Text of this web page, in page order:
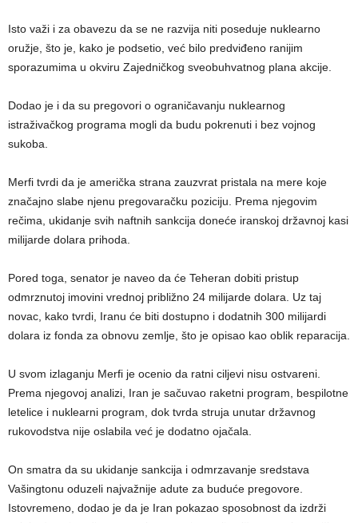
Isto važi i za obavezu da se ne razvija niti poseduje nuklearno
oružje, što je, kako je podsetio, već bilo predviđeno ranijim
sporazumima u okviru Zajedničkog sveobuhvatnog plana akcije.
Dodao je i da su pregovori o ograničavanju nuklearnog
istraživačkog programa mogli da budu pokrenuti i bez vojnog
sukoba.
Merfi tvrdi da je američka strana zauzvrat pristala na mere koje
značajno slabe njenu pregovaračku poziciju. Prema njegovim
rečima, ukidanje svih naftnih sankcija doneće iranskoj državnoj kasi
milijarde dolara prihoda.
Pored toga, senator je naveo da će Teheran dobiti pristup
odmrznutoj imovini vrednoj približno 24 milijarde dolara. Uz taj
novac, kako tvrdi, Iranu će biti dostupno i dodatnih 300 milijardi
dolara iz fonda za obnovu zemlje, što je opisao kao oblik reparacija.
U svom izlaganju Merfi je ocenio da ratni ciljevi nisu ostvareni.
Prema njegovoj analizi, Iran je sačuvao raketni program, bespilotne
letelice i nuklearni program, dok tvrda struja unutar državnog
rukovodstva nije oslabila već je dodatno ojačala.
On smatra da su ukidanje sankcija i odmrzavanje sredstava
Vašingtonu oduzeli najvažnije adute za buduće pregovore.
Istovremeno, dodao je da je Iran pokazao sposobnost da izdrži